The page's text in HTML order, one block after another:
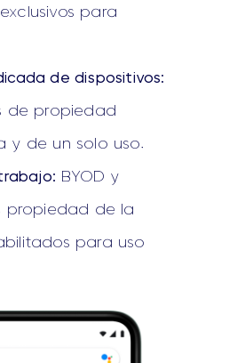
para
de dispositivos:
de propiedad
y de un solo uso.
BYOD y
propiedad de la
para uso